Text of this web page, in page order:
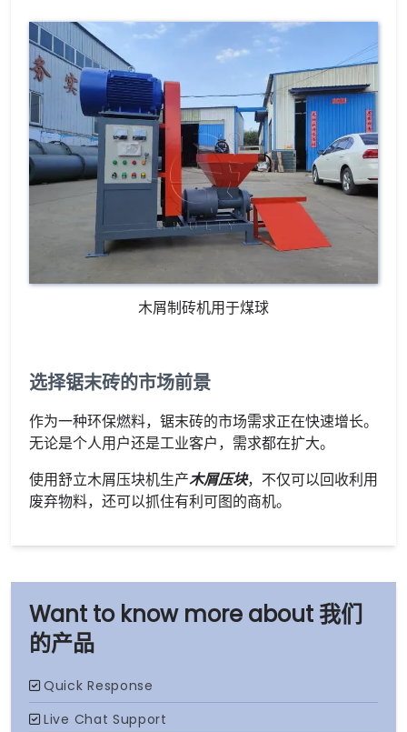
我们
的产品
木屑制砖机用于煤球
选择锯末砖的市场前景
作为一种环保燃料，锯末砖的市场需求正在快速增长。
无论是个人用户还是工业客户，需求都在扩大。
使用舒立木屑压块机生产木屑压块，不仅可以回收利用
废弃物料，还可以抓住有利可图的商机。